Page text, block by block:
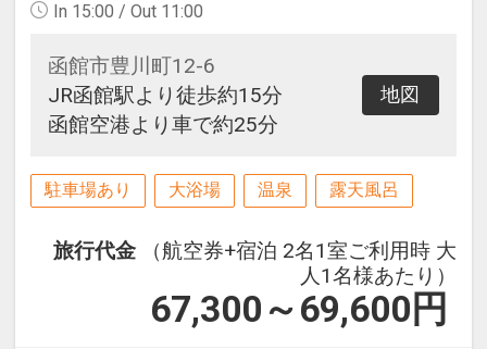
In 15:00 / Out 11:00
函館市豊川町12-6
JR函館駅より徒歩約15分
函館空港より車で約25分
地図
駐車場あり 大浴場 温泉 露天風呂
旅行代金
（航空券+宿泊 2名1室ご利用時 大
人1名様あたり）
67,300～69,600 円